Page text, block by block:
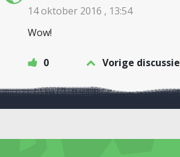
14 oktober 2016 , 13:54
Wow!
0 Vorige discussie